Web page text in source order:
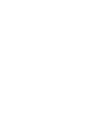
Hôtels en Long